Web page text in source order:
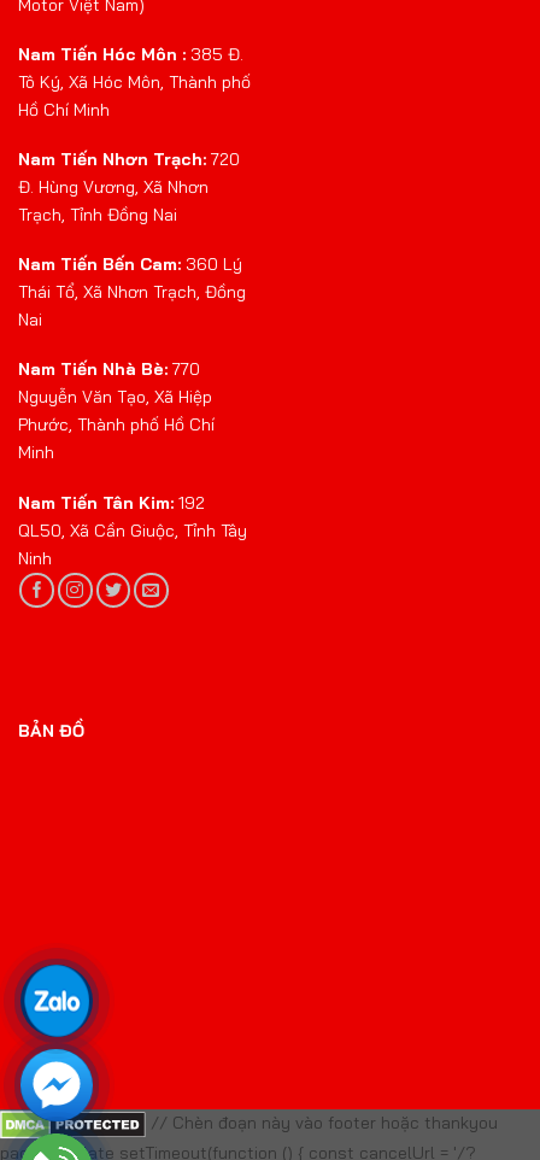
Motor Việt Nam)
Nam Tiến Hóc Môn : 385 Đ.
Tô Ký, Xã Hóc Môn, Thành phố
Hồ Chí Minh
Nam Tiến Nhơn Trạch: 720
Đ. Hùng Vương, Xã Nhơn
Trạch, Tỉnh Đồng Nai
Nam Tiến Bến Cam: 360 Lý
Thái Tổ, Xã Nhơn Trạch, Đồng
Nai
Nam Tiến Nhà Bè: 770
Nguyễn Văn Tạo, Xã Hiệp
Phước, Thành phố Hồ Chí
Minh
Nam Tiến Tân Kim: 192
QL50, Xã Cần Giuộc, Tỉnh Tây
Ninh
BẢN ĐỒ
// Chèn đoạn này vào footer hoặc thankyou
page template setTimeout(function () { const cancelUrl = '/?